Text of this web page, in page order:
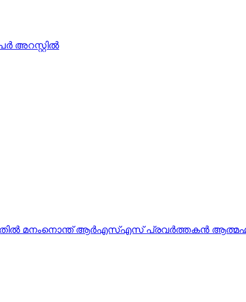
അറസ്റ്റില്‍
മനംനൊന്ത് ആര്‍എസ്എസ് പ്രവര്‍ത്തകന്‍